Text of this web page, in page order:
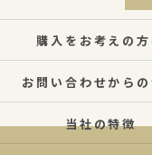
購入をお考えの方
お問い合わせから
当社の特徴